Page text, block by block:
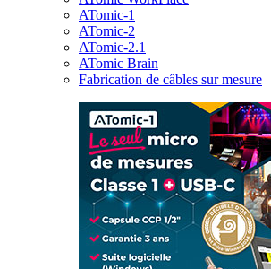
ATomic-1
ATomic-2
ATomic-2.1
ATomic Brain
Fabrication de câbles sur mesure